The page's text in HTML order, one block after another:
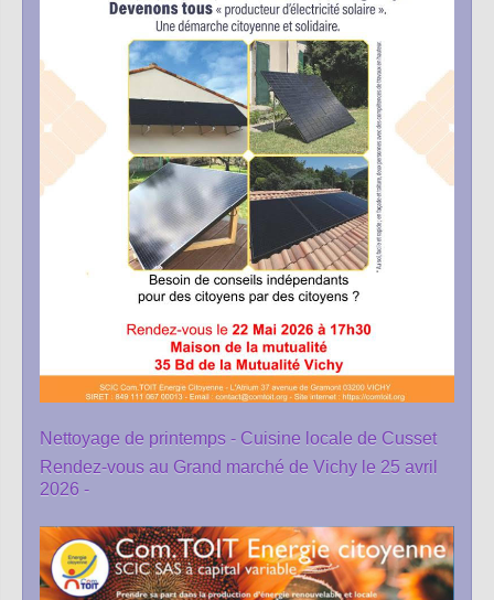
Nettoyage de printemps - Cuisine locale de Cusset
Rendez-vous au Grand marché de Vichy le 25 avril
2026 -